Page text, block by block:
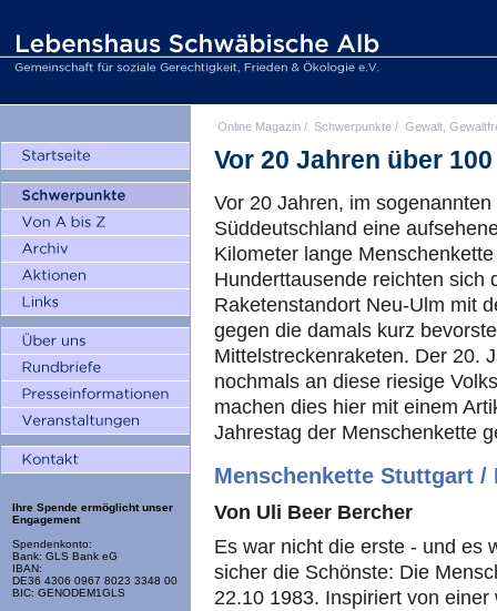
Ihre Spende ermöglicht unser
Engagement
Spendenkonto:
Bank: GLS Bank eG
IBAN:
DE36 4306 0967 8023 3348 00
BIC: GENODEM1GLS
Online Magazin / Schwerpunkte / Gewalt,
Vor 20 Jahren über
Vor 20 Jahren, im
Süddeutschland eine
Kilometer lange
Hunderttausende reichten sich
Raketenstandort Neu-Ulm mit
gegen die damals kurz
Mittelstreckenraketen. Der 20.
nochmals an diese riesige
machen dies hier mit einem
Jahrestag der Menschenkette
Menschenkette Stuttgart /
Von Uli Beer Bercher
Es war nicht die erste - und es
sicher die Schönste: Die
22.10 1983. Inspiriert von